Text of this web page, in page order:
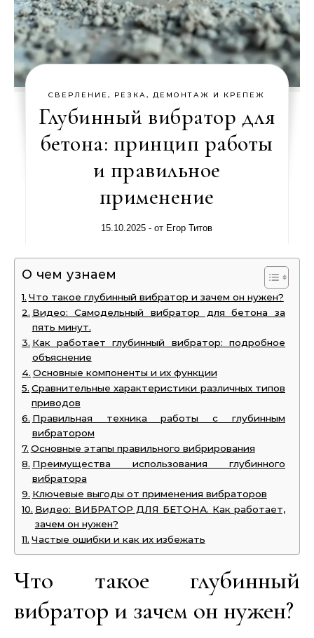
СВЕРЛЕНИЕ, РЕЗКА, ДЕМОНТАЖ И КРЕПЕЖ
Глубинный вибратор для
бетона: принцип работы
и правильное
применение
15.10.2025 - от Егор Титов
О чем узнаем
Что такое глубинный вибратор и зачем он нужен?
Видео: Самодельный вибратор для бетона за
пять минут.
Как работает глубинный вибратор: подробное
объяснение
Основные компоненты и их функции
Сравнительные характеристики различных типов
приводов
Правильная техника работы с глубинным
вибратором
Основные этапы правильного вибрирования
Преимущества использования глубинного
вибратора
Ключевые выгоды от применения вибраторов
Видео: ВИБРАТОР ДЛЯ БЕТОНА. Как работает,
зачем он нужен?
Частые ошибки и как их избежать
Что такое глубинный
вибратор и зачем он нужен?